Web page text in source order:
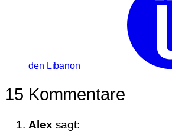
den Libanon
15 Kommentare
Alex sagt: